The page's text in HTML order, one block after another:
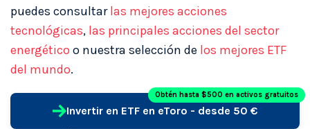
puedes consultarlas mejores acciones
tecnológicas, las principales acciones del sector
energético o nuestra selección de los mejores ETF
del mundo.
Invertir en ETF en eToro - desde 50 €
Obtén hasta $500 en activos gratuitos